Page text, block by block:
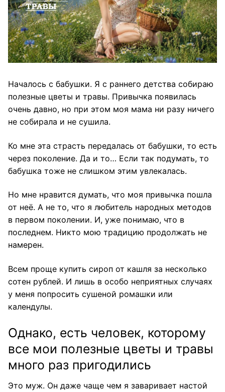
Началось с бабушки. Я с раннего детства собираю
полезные цветы и травы. Привычка появилась
очень давно, но при этом моя мама ни разу ничего
не собирала и не сушила.
Ко мне эта страсть передалась от бабушки, то есть
через поколение. Да и то… Если так подумать, то
бабушка тоже не слишком этим увлекалась.
Но мне нравится думать, что моя привычка пошла
от неё. А не то, что я любитель народных методов
в первом поколении. И, уже понимаю, что в
последнем. Никто мою традицию продолжать не
намерен.
Всем проще купить сироп от кашля за несколько
сотен рублей. И лишь в особо неприятных случаях
у меня попросить сушеной ромашки или
календулы.
Однако, есть человек, которому
все мои полезные цветы и травы
много раз пригодились
Это муж. Он даже чаще чем я заваривает настой